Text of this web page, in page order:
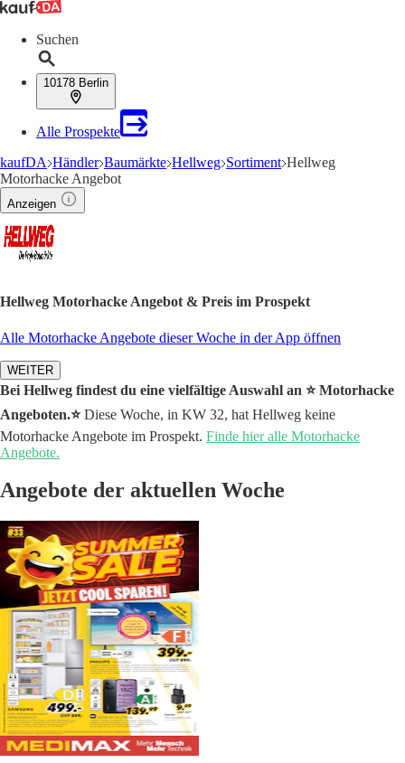
Suchen
10178 Berlin
Alle Prospekte
kaufDA Händler Baumärkte Hellweg Sortiment Hellweg
Motorhacke Angebot
Anzeigen
Hellweg Motorhacke Angebot & Preis im Prospekt
Alle Motorhacke Angebote dieser Woche in der App öffnen
WEITER
Bei Hellweg findest du eine vielfältige Auswahl an ⭐️ Motorhacke
Angeboten.⭐️Diese Woche, in KW 32, hat Hellweg keine
Motorhacke Angebote im Prospekt. Finde hier alle Motorhacke
Angebote.
Angebote der aktuellen Woche